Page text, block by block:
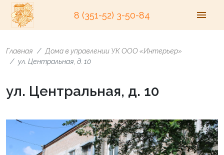
8 (351-52) 3-50-84
Главная
Дома в управлении УК ООО «Интерьер»
ул. Центральная, д. 10
ул. Центральная, д. 10